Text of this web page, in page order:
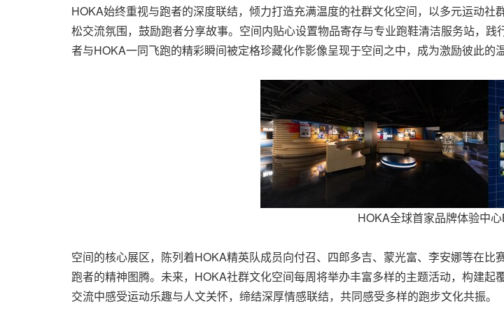
HOKA始终重视与跑者的深度联结，倾力打造充满温度的社群文化空间，以多元运动
松交流氛围，鼓励跑者分享故事。空间内贴心设置物品寄存与专业跑鞋清洁服务站，
者与HOKA一同飞跑的精彩瞬间被定格珍藏化作影像呈现于空间之中，成为激励彼此
HOKA全球首家品牌体验中
空间的核心展区，陈列着HOKA精英队成员向付召、四郎多吉、蒙光富、李安娜等在
跑者的精神图腾。未来，HOKA社群文化空间每周将举办丰富多样的主题活动，构建
交流中感受运动乐趣与人文关怀，缔结深厚情感联结，共同感受多样的跑步文化共振。